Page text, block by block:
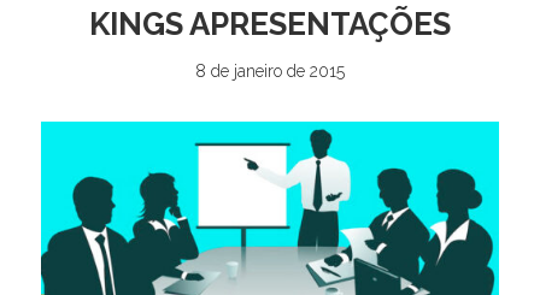
KINGS APRESENTAÇÕES
8 de janeiro de 2015